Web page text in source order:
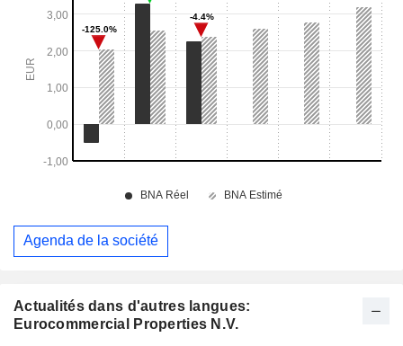
Actualités dans d'autres langues:
Eurocommercial Properties N.V.
Agenda de la société